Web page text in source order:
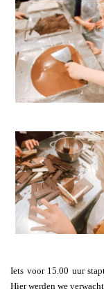
Iets voor 15.00 uur
Hier werden we